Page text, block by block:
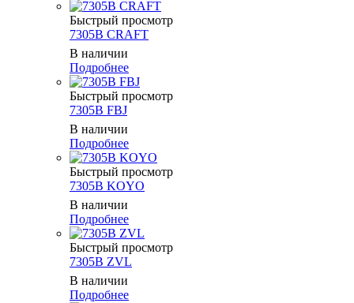
Быстрый просмотр
7305B CRAFT
В наличии
Подробнее
Быстрый просмотр
7305B FBJ
В наличии
Подробнее
Быстрый просмотр
7305B KOYO
В наличии
Подробнее
Быстрый просмотр
7305B ZVL
В наличии
Подробнее